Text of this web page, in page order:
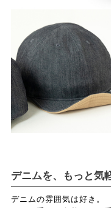
デニムを、もっと気
デニムの雰囲気は好き。